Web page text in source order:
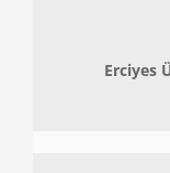
Erciyes